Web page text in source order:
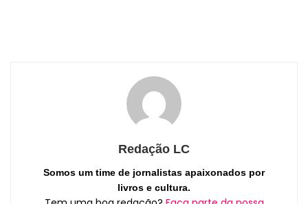
Redação LC
Somos um time de jornalistas apaixonados por
livros e cultura.